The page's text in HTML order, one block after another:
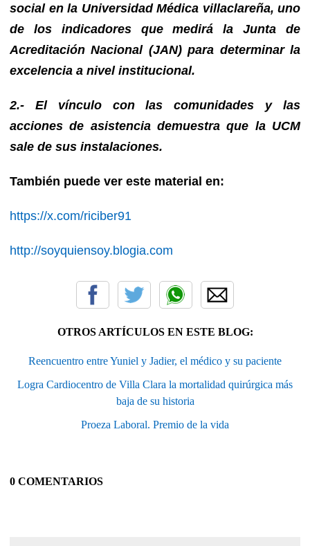
social en la Universidad Médica villaclareña, uno
de los indicadores que medirá la Junta de
Acreditación Nacional (JAN) para determinar la
excelencia a nivel institucional.
2.- El vínculo con las comunidades y las
acciones de asistencia demuestra que la UCM
sale de sus instalaciones.
También puede ver este material en:
https://x.com/riciber91
http://soyquiensoy.blogia.com
OTROS ARTÍCULOS EN ESTE BLOG:
Reencuentro entre Yuniel y Jadier, el médico y su paciente
Logra Cardiocentro de Villa Clara la mortalidad quirúrgica más
baja de su historia
Proeza Laboral. Premio de la vida
0 COMENTARIOS